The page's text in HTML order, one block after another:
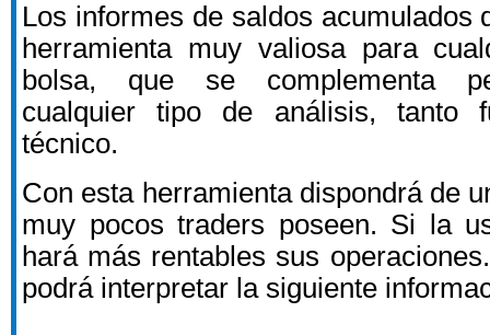
Los informes de saldos acumulados
herramienta muy valiosa para
bolsa, que se complementa
cualquier tipo de análisis, tanto
técnico.
Con esta herramienta dispondrá de
muy pocos traders poseen. Si la
hará más rentables sus
podrá interpretar la siguiente